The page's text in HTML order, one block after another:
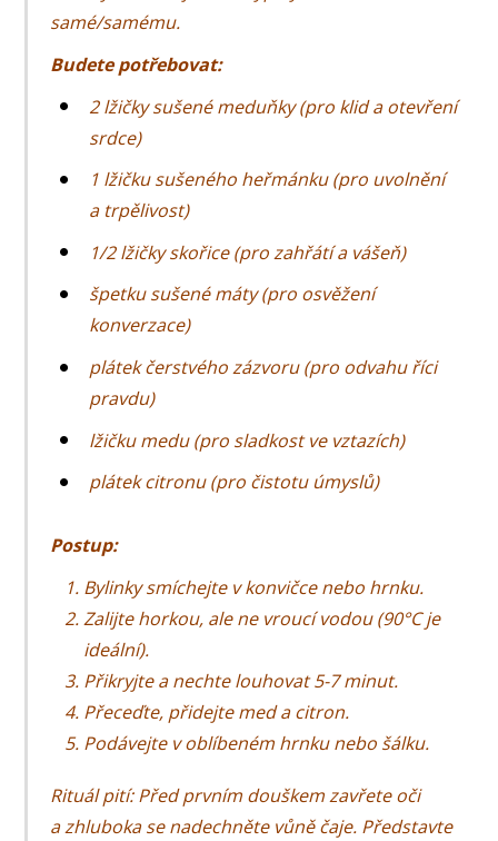
samé/samému.
Budete potřebovat:
2 lžičky sušené meduňky (pro klid a otevření
srdce)
1 lžičku sušeného heřmánku (pro uvolnění
a trpělivost)
1/2 lžičky skořice (pro zahřátí a vášeň)
špetku sušené máty (pro osvěžení
konverzace)
plátek čerstvého zázvoru (pro odvahu říci
pravdu)
lžičku medu (pro sladkost ve vztazích)
plátek citronu (pro čistotu úmyslů)
Postup:
Bylinky smíchejte v konvičce nebo hrnku.
Zalijte horkou, ale ne vroucí vodou (90°C je
ideální).
Přikryjte a nechte louhovat 5-7 minut.
Přeceďte, přidejte med a citron.
Podávejte v oblíbeném hrnku nebo šálku.
Rituál pití:Před prvním douškem zavřete oči
a zhluboka se nadechněte vůně čaje. Představte